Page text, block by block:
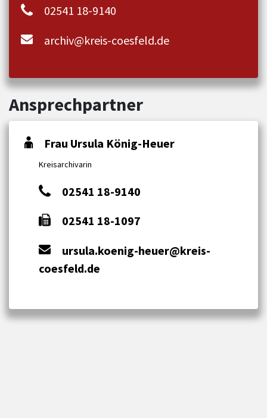
02541 18-9140
archiv@kreis-coesfeld.de
Ansprechpartner
Frau Ursula König-Heuer
Kreisarchivarin
02541 18-9140
02541 18-1097
ursula.koenig-heuer@kreis-
coesfeld.de